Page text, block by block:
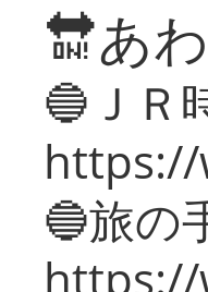
🔛あ
🔵ＪＲ
🔵旅の